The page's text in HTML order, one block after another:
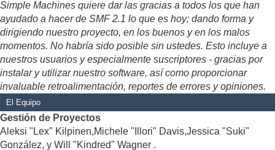
Simple Machines quiere dar las gracias a todos los que han
ayudado a hacer de SMF 2.1 lo que es hoy; dando forma y
dirigiendo nuestro proyecto, en los buenos y en los malos
momentos. No habría sido posible sin ustedes. Esto incluye a
nuestros usuarios y especialmente suscriptores - gracias por
instalar y utilizar nuestro software, así como proporcionar
invaluable retroalimentación, reportes de errores y opiniones.
El Equipo
Gestión de Proyectos
Aleksi "Lex" Kilpinen,Michele "Illori" Davis,Jessica "Suki"
González, y Will "Kindred" Wagner .